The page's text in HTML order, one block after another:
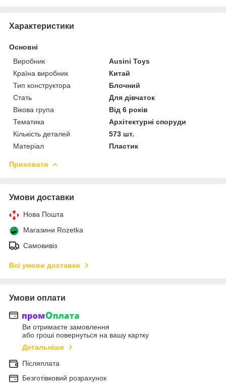
Характеристики
Основні
Виробник
Ausini Toys
Країна виробник
Китай
Тип конструктора
Блочний
Стать
Для дівчаток
Вікова група
Від 6 років
Тематика
Архітектурні споруди
Кількість деталей
573 шт.
Матеріал
Пластик
Приховати
Умови доставки
Нова Пошта
Магазини Rozetka
Самовивіз
Всі умови доставки
Умови оплати
Ви отримаєте замовлення
або гроші повернуться на вашу картку
Детальніше
Післяплата
Безготівковий розрахунок